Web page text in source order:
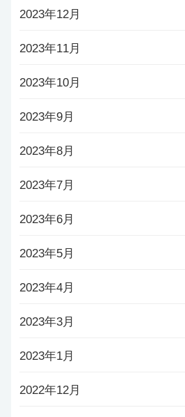
2023年12月
2023年11月
2023年10月
2023年9月
2023年8月
2023年7月
2023年6月
2023年5月
2023年4月
2023年3月
2023年1月
2022年12月